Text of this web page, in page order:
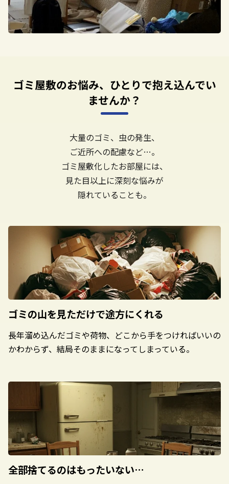
ゴミ屋敷のお悩み、ひとりで抱え込んでい
ませんか？
大量のゴミ、虫の発生、
ご近所への配慮など…。
ゴミ屋敷化したお部屋には、
見た目以上に深刻な悩みが
隠れていることも。
ゴミの山を見ただけで途方にくれる
長年溜め込んだゴミや荷物、どこから手をつければいいの
かわからず、結局そのままになってしまっている。
全部捨てるのはもったいない…